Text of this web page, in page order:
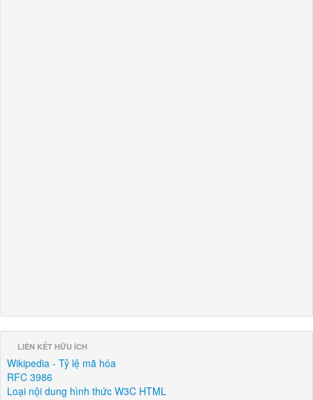
LIÊN KẾT HỮU ÍCH
Wikipedia - Tỷ lệ mã hóa
RFC 3986
Loại nội dung hình thức W3C HTML